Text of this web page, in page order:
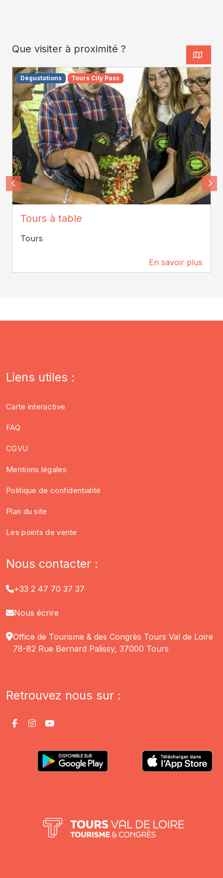
Que visiter à proximité ?
Dégustations Tours City Pass
Tours à table
Tours
En savoir plus
Liens utiles :
Carte interactive
FAQ
CGVU
Mentions légales
Politique de confidentialité
Plan du site
Les points de vente
Nous contacter :
+33 2 47 70 37 37
Nous écrire
Office de Tourisme & des Congrès Tours Val de Loire
78-82 Rue Bernard Palissy, 37000 Tours
Retrouvez nous sur :